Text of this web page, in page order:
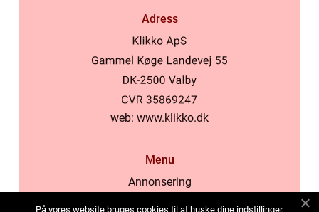
Adress
web: www.klikko.dk
Menu
Annonsering
På vores website bruges cookies til at huske dine indstillinger,